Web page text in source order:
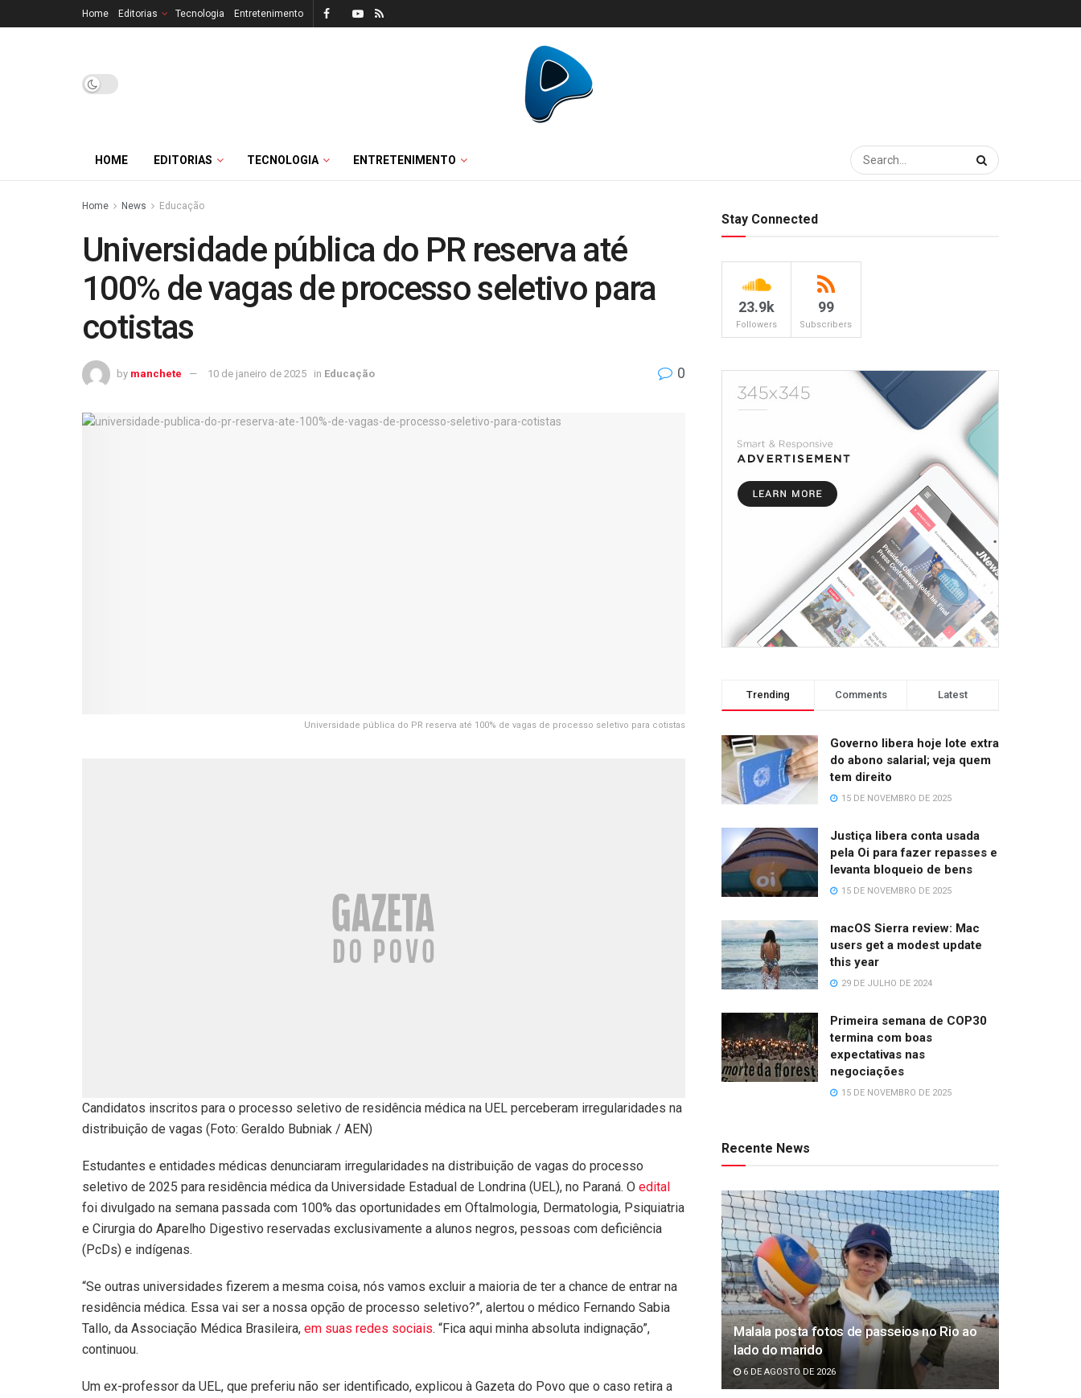
Home Editorias Tecnologia Entretenimento
HOME EDITORIAS TECNOLOGIA ENTRETENIMENTO
Home News Educação
Universidade pública do PR reserva até
100% de vagas de processo seletivo para
cotistas
by manchete 10 de janeiro de 2025 in Educação 0
Universidade pública do PR reserva até 100% de vagas de processo seletivo para cotistas
Candidatos inscritos para o processo seletivo de residência médica na UEL perceberam irregularidades na
distribuição de vagas (Foto: Geraldo Bubniak / AEN)
Estudantes e entidades médicas denunciaram irregularidades na distribuição de vagas do processo
seletivo de 2025 para residência médica da Universidade Estadual de Londrina (UEL), no Paraná. O edital
foi divulgado na semana passada com 100% das oportunidades em Oftalmologia, Dermatologia, Psiquiatria
e Cirurgia do Aparelho Digestivo reservadas exclusivamente a alunos negros, pessoas com deficiência
(PcDs) e indígenas.
“Se outras universidades fizerem a mesma coisa, nós vamos excluir a maioria de ter a chance de entrar na
residência médica. Essa vai ser a nossa opção de processo seletivo?”, alertou o médico Fernando Sabia
Tallo, da Associação Médica Brasileira, em suas redes sociais. “Fica aqui minha absoluta indignação”,
continuou.
Um ex-professor da UEL, que preferiu não ser identificado, explicou à Gazeta do Povo que o caso retira a
Stay Connected
23.9k
Followers
99
Subscribers
Trending Comments Latest
Governo libera hoje lote extra
do abono salarial; veja quem
tem direito
15 DE NOVEMBRO DE 2025
Justiça libera conta usada
pela Oi para fazer repasses e
levanta bloqueio de bens
15 DE NOVEMBRO DE 2025
macOS Sierra review: Mac
users get a modest update
this year
29 DE JULHO DE 2024
Primeira semana de COP30
termina com boas
expectativas nas
negociações
15 DE NOVEMBRO DE 2025
Recente News
Malala posta fotos de passeios no Rio ao
lado do marido
6 DE AGOSTO DE 2026